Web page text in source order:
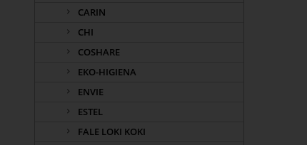
CARIN
CHI
COSHARE
EKO-HIGIENA
ENVIE
ESTEL
FALE LOKI KOKI